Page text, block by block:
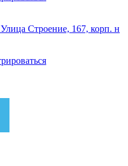
Строение, 167, корп. н